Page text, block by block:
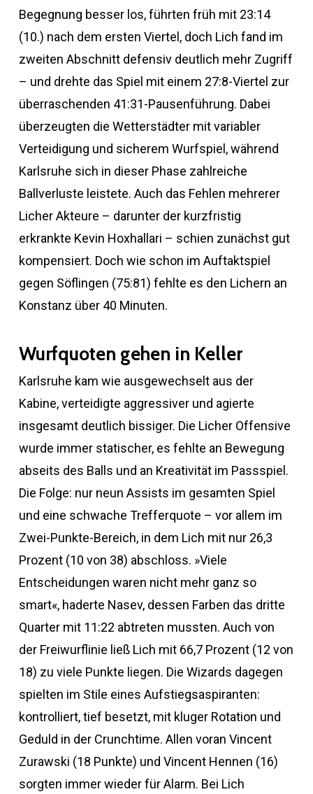
Begegnung besser los, führten früh mit 23:14
(10.) nach dem ersten Viertel, doch Lich fand im
zweiten Abschnitt defensiv deutlich mehr Zugriff
– und drehte das Spiel mit einem 27:8-Viertel zur
überraschenden 41:31-Pausenführung. Dabei
überzeugten die Wetterstädter mit variabler
Verteidigung und sicherem Wurfspiel, während
Karlsruhe sich in dieser Phase zahlreiche
Ballverluste leistete. Auch das Fehlen mehrerer
Licher Akteure – darunter der kurzfristig
erkrankte Kevin Hoxhallari – schien zunächst gut
kompensiert. Doch wie schon im Auftaktspiel
gegen Söflingen (75:81) fehlte es den Lichern an
Konstanz über 40 Minuten.
Wurfquoten gehen in Keller
Karlsruhe kam wie ausgewechselt aus der
Kabine, verteidigte aggressiver und agierte
insgesamt deutlich bissiger. Die Licher Offensive
wurde immer statischer, es fehlte an Bewegung
abseits des Balls und an Kreativität im Passspiel.
Die Folge: nur neun Assists im gesamten Spiel
und eine schwache Trefferquote – vor allem im
Zwei-Punkte-Bereich, in dem Lich mit nur 26,3
Prozent (10 von 38) abschloss. »Viele
Entscheidungen waren nicht mehr ganz so
smart«, haderte Nasev, dessen Farben das dritte
Quarter mit 11:22 abtreten mussten. Auch von
der Freiwurflinie ließ Lich mit 66,7 Prozent (12 von
18) zu viele Punkte liegen. Die Wizards dagegen
spielten im Stile eines Aufstiegsaspiranten:
kontrolliert, tief besetzt, mit kluger Rotation und
Geduld in der Crunchtime. Allen voran Vincent
Zurawski (18 Punkte) und Vincent Hennen (16)
sorgten immer wieder für Alarm. Bei Lich